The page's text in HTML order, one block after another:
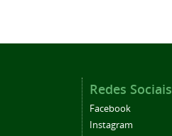
Redes Sociais
Facebook
Instagram